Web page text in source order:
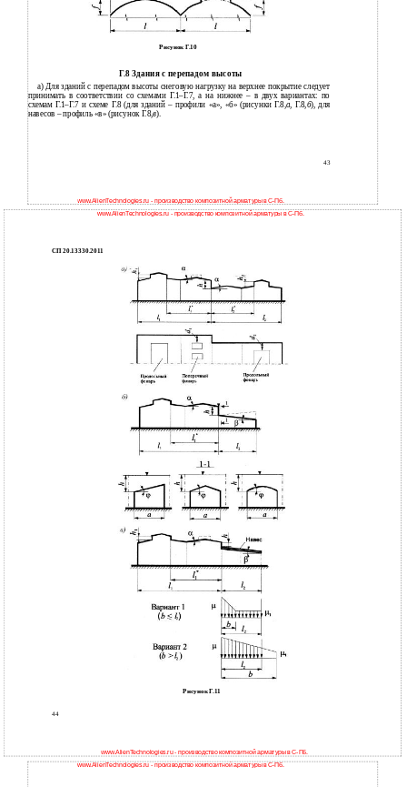
Рисунок Г.10
Г.8 Здания с перепадом высоты
a) Для зданий с перепадом высоты снеговую нагрузку на верхнее покрытие следует
принимать в соответствии со схемами Г.1–Г.7, а на нижнее – в двух вариантах: по
схемам Г.1–Г.7 и схеме Г.8 (для зданий – профили «а», «б» (рисунки Г.8,а, Г.8,б), для
навесов – профиль «в» (рисунок Г.8,в).
43
www.AlienTechnologies.ru - производство композитной арматуры в С-Пб.
www.AlienTechnologies.ru - производство композитной арматуры в С-Пб.
СП 20.13330.2011
Рисунок Г.11
44
www.AlienTechnologies.ru - производство композитной арматуры в С-Пб.
www.AlienTechnologies.ru - производство композитной арматуры в С-Пб.